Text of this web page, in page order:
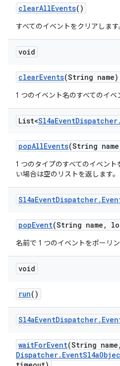
clearAllEvents()
すべてのイベントをクリアします
void
clearEvents(String name)
1 つのイベント名のすべてのイベ
List<Sl4aEventDispatcher.
popAllEvents(String
1 つのタイプのすべてのイベン
い場合は空のリストを返します。
Sl4aEventDispatcher.
popEvent(String name ,
名前で 1 つのイベントをポーリン
void
run()
Sl4aEventDispatcher.
waitForEvent(String name ,
Dispatcher. EventSl4a